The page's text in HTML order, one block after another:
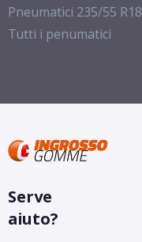
Pneumatici 235/55 R18
Tutti i penumatici
Serve
aiuto?